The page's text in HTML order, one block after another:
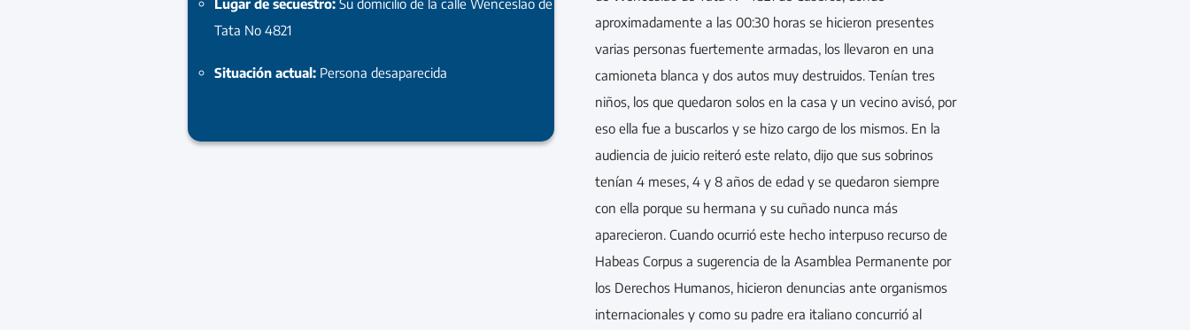
Lugar de secuestro:Su domicilio de la calle Wenceslao de
Tata No 4821
Situación actual: Persona desaparecida
aproximadamente a las 00:30 horas se hicieron presentes
varias personas fuertemente armadas, los llevaron en una
camioneta blanca y dos autos muy destruidos. Tenían tres
niños, los que quedaron solos en la casa y un vecino avisó, por
eso ella fue a buscarlos y se hizo cargo de los mismos. En la
audiencia de juicio reiteró este relato, dijo que sus sobrinos
tenían 4 meses, 4 y 8 años de edad y se quedaron siempre
con ella porque su hermana y su cuñado nunca más
aparecieron. Cuando ocurrió este hecho interpuso recurso de
Habeas Corpus a sugerencia de la Asamblea Permanente por
los Derechos Humanos, hicieron denuncias ante organismos
internacionales y como su padre era italiano concurrió al